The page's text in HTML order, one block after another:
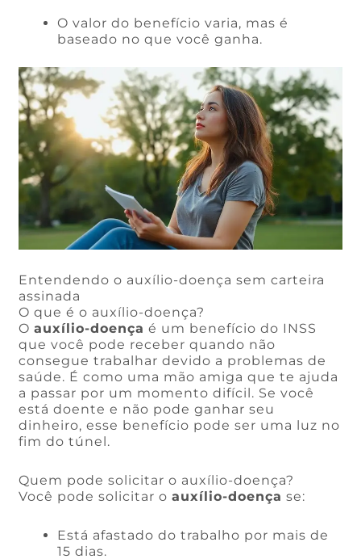
O valor do benefício varia, mas é
baseado no que você ganha.
Entendendo o auxílio-doença sem carteira
assinada
O que é o auxílio-doença?
Oauxílio-doença é um benefício do INSS
que você pode receber quando não
consegue trabalhar devido a problemas de
saúde. É como uma mão amiga que te ajuda
a passar por um momento difícil. Se você
está doente e não pode ganhar seu
dinheiro, esse benefício pode ser uma luz no
fim do túnel.
Quem pode solicitar o auxílio-doença?
Você pode solicitar oauxílio-doença se:
Está afastado do trabalho por mais de
15 dias.